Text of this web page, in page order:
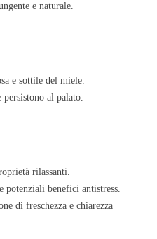
e naturale.
e sottile del miele.
al palato.
rilassanti.
potenziali benefici antistress.
di freschezza e chiarezza